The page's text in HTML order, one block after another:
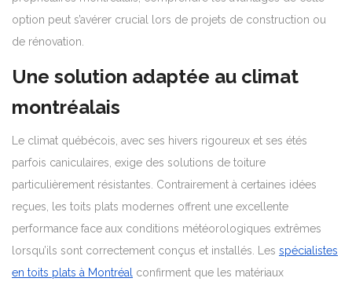
option peut s’avérer crucial lors de projets de construction ou
de rénovation.
Une solution adaptée au climat
montréalais
Le climat québécois, avec ses hivers rigoureux et ses étés
parfois caniculaires, exige des solutions de toiture
particulièrement résistantes. Contrairement à certaines idées
reçues, les toits plats modernes offrent une excellente
performance face aux conditions météorologiques extrêmes
lorsqu’ils sont correctement conçus et installés. Les spécialistes
en toits plats à Montréal confirment que les matériaux